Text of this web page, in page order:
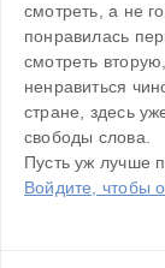
смотреть, а не
понравилась
смотреть
ненравиться
стране, здесь
свободы слова.
Пусть уж лучше
Войдите, чтобы